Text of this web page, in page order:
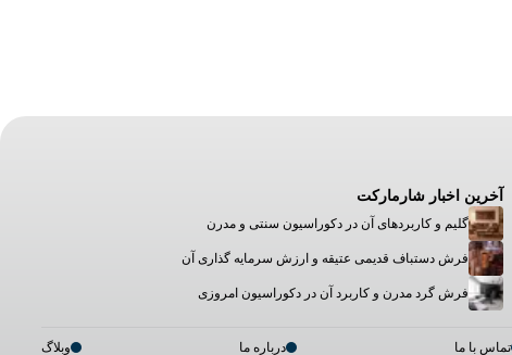
تماس با ما درباره ما وبلاگ
آخرین اخبار شارمارکت
گلیم و کاربردهای آن در دکوراسیون سنتی و مدرن
فرش دستباف قدیمی عتیقه و ارزش سرمایه گذاری آن
فرش گرد مدرن و کاربرد آن در دکوراسیون امروزی